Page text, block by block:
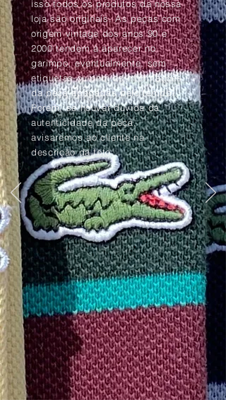
isso todos os produtos da nossa
loja são originais. As peças com
origem vintage dos anos 90 e
2000 tendem à aparecer no
garimpo, eventualmente, sem
etiquetas ou com as informações
da peça apagadas pelo tempo.
Porém, se houver dúvida da
autenticidade da peça,
avisaremos ao cliente na
descrição da foto.